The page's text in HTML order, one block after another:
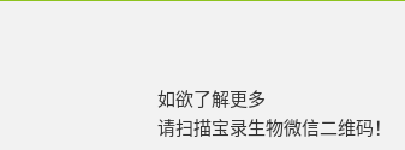
如欲了解更多
请扫描宝录生物微信二维码！